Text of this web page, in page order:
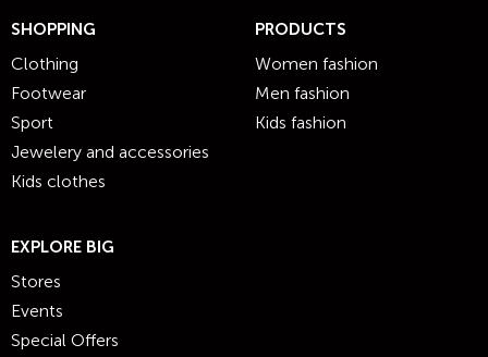
SHOPPING
Clothing
Footwear
Sport
Jewelery and accessories
Kids clothes
PRODUCTS
Women fashion
Men fashion
Kids fashion
EXPLORE BIG
Stores
Events
Special Offers